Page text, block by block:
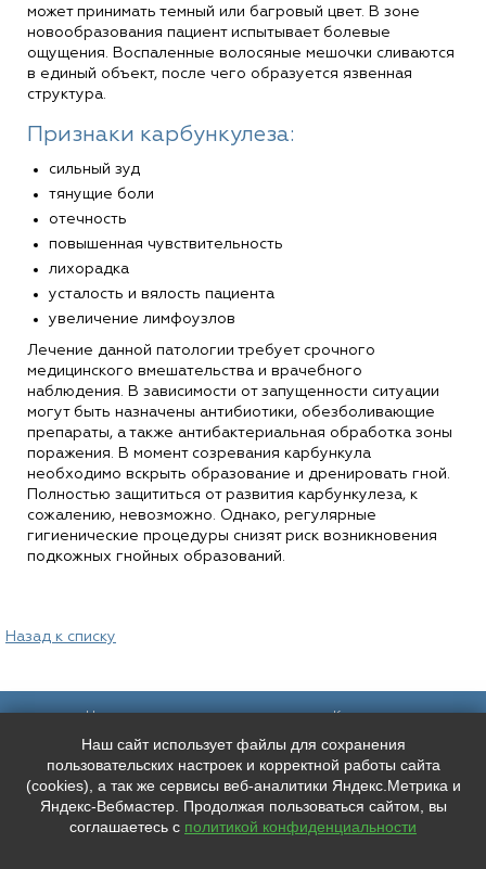
может принимать темный или багровый цвет. В зоне
новообразования пациент испытывает болевые
ощущения. Воспаленные волосяные мешочки сливаются
в единый объект, после чего образуется язвенная
структура.
Признаки карбункулеза:
сильный зуд
тянущие боли
отечность
повышенная чувствительность
лихорадка
усталость и вялость пациента
увеличение лимфоузлов
Лечение данной патологии требует срочного
медицинского вмешательства и врачебного
наблюдения. В зависимости от запущенности ситуации
могут быть назначены антибиотики, обезболивающие
препараты, а также антибактериальная обработка зоны
поражения. В момент созревания карбункула
необходимо вскрыть образование и дренировать гной.
Полностью защититься от развития карбункулеза, к
сожалению, невозможно. Однако, регулярные
гигиенические процедуры снизят риск возникновения
подкожных гнойных образований.
Назад к списку
ООО "ЛУЧШЕЕ ЛИЦО"
Наш адрес:
Санкт-Петербург,
Каменноостровский пр. 61/2, вход в
арку со стороны улицы Чапыгина
Режим работы: пн - пт: 10:00 - 18:00
Контакты:
+7 (921) 9606133
+7 (991) 0165010
mederispb@yandex.ru
Мы в социальных сетях:
Наш сайт использует файлы для сохранения
пользовательских настроек и корректной работы сайта
(cookies), а так же сервисы веб-аналитики Яндекс.Метрика и
Яндекс-Вебмастер. Продолжая пользоваться сайтом, вы
соглашаетесь с политикой конфиденциальности